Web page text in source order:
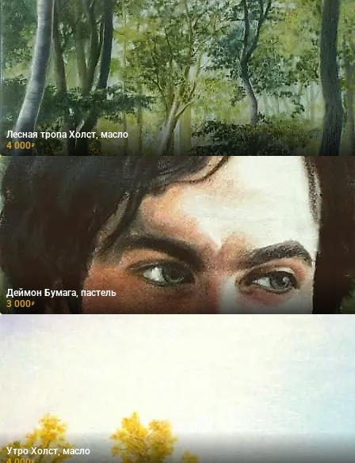
Лесная тропа Холст, масло
4 000₽
Деймон Бумага, пастель
3 000₽
Утро Холст, масло